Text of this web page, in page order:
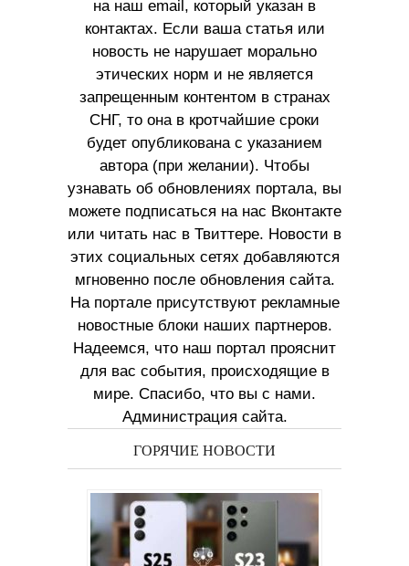
на наш email, который указан в
контактах. Если ваша статья или
новость не нарушает морально
этических норм и не является
запрещенным контентом в странах
СНГ, то она в кротчайшие сроки
будет опубликована с указанием
автора (при желании). Чтобы
узнавать об обновлениях портала, вы
можете подписаться на нас Вконтакте
или читать нас в Твиттере. Новости в
этих социальных сетях добавляются
мгновенно после обновления сайта.
На портале присутствуют рекламные
новостные блоки наших партнеров.
Надеемся, что наш портал прояснит
для вас события, происходящие в
мире. Спасибо, что вы с нами.
Администрация сайта.
ГОРЯЧИЕ НОВОСТИ